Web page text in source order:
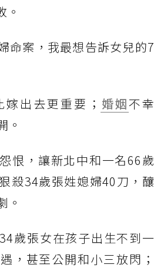
。
命案，我最想告訴女兒的7
出去更重要； 婚姻不幸
。
恨，讓新北中和一名66歲
殺34歲張姓媳婦40刀，釀
。
歲張女在孩子出生不到一
，甚至公開和小三放閃；